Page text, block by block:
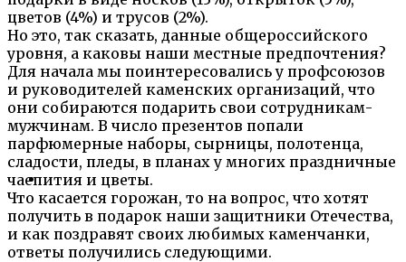
цветов (4%) и трусов (2%).
Но это, так сказать, данные общероссийского
уровня, а каковы наши местные предпочтения?
Для начала мы поинтересовались у профсоюзов
и руководителей каменских организаций, что
они собираются подарить свои сотрудникам-
мужчинам. В число презентов попали
парфюмерные наборы, сырницы, полотенца,
сладости, пледы, в планах у многих праздничные
чаепития и цветы.
Что касается горожан, то на вопрос, что хотят
получить в подарок наши защитники Отечества,
и как поздравят своих любимых каменчанки,
ответы получились следующими.